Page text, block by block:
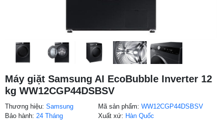
Máy giặt Samsung AI EcoBubble Inverter 12
kg WW12CGP44DSBSV
Thương hiệu: Samsung
Bảo hành: 24 Tháng
Mã sản phẩm:WW12CGP44DSBSV
Xuất xứ: Hàn Quốc